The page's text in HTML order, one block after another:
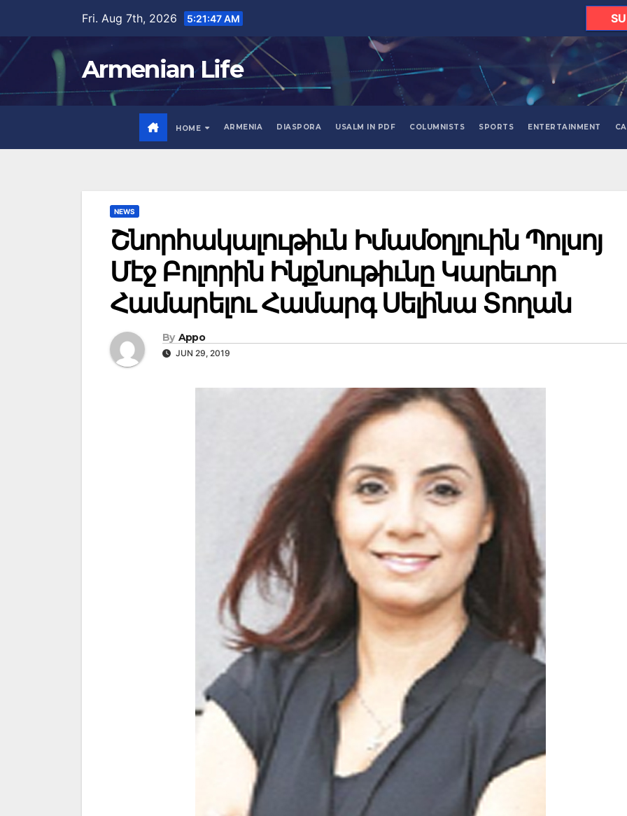
content
Fri. Aug 7th, 2026 5:21:48 AM
Armenian Life
HOME ARMENIA DIASPORA USALM IN PDF COLUMNISTS SPORTS ENTERTAINMENT
NEWS
Շնորհակալութիւն Իմամօղլուին Պոլսոյ
Մէջ Բոլորին Ինքնութիւնը Կարեւոր
Համարելու Համարգ Սելինա Տողան
By Appo
JUN 29, 2019